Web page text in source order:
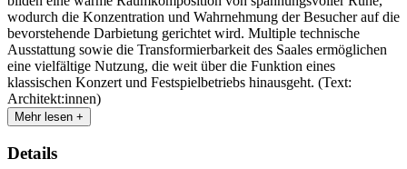
wodurch die Konzentration und Wahrnehmung der Besucher auf die
bevorstehende Darbietung gerichtet wird. Multiple technische
Ausstattung sowie die Transformierbarkeit des Saales ermöglichen
eine vielfältige Nutzung, die weit über die Funktion eines
klassischen Konzert und Festspielbetriebs hinausgeht. (Text:
Architekt:innen)
Mehr lesen +
Details